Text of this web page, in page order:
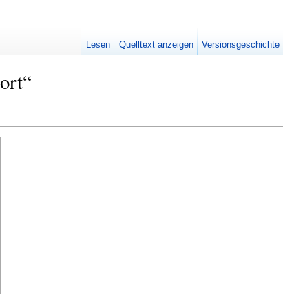
Lesen Quelltext anzeigen Versionsgeschichte